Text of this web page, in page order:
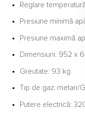
Reglare
Presiune minimă
Presiune maximă
Dimensiuni: 952 x
Greutate: 93 kg
Tip de gaz: metan/
Putere electrică: